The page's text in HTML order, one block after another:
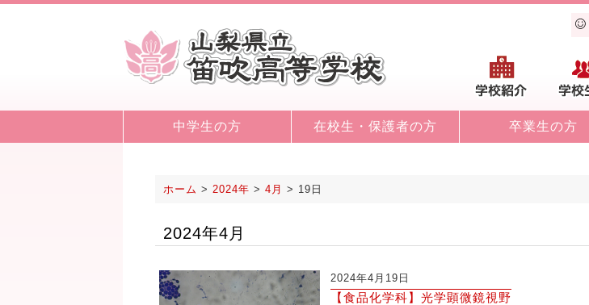
学校紹介
中学生の方 在校生・保護者の方 卒業生の方
ホーム > 2024年 > 4月 > 19日
2024年4月
2024年4月19日
【食品化学科】光学顕微鏡視野